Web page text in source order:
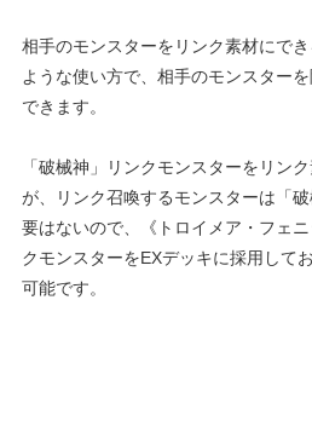
相手のモンスターをリンク素材にで
ような使い方で、相手のモンスター
できます。
「破械神」リンクモンスターをリン
が、リンク召喚するモンスターは「
要はないので、《トロイメア・フェ
クモンスターをEXデッキに採用して
可能です。